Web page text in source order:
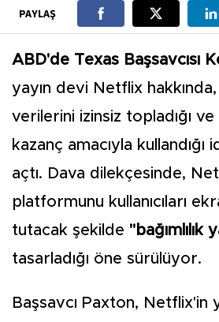
PAYLAŞ
ABD'de Texas Başsavcısı
yayın devi Netflix
verilerini izinsiz topladığı
kazanç amacıyla kullandığı
açtı. Dava dilekçesinde,
platformunu kullanıcıları
tutacak şekilde "bağımlılık
tasarladığı öne sürülüyor.
Başsavcı Paxton, Netflix'in